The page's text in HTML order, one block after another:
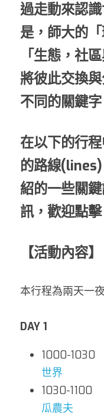
過走動來認
是，師大的
「生態，社
將彼此交換
不同的關鍵字
在以下的行
的路線
紹的一些關
訊，歡迎點
【活動內容】
本行程為兩天一
DAY 1
1000-1030
世界
1030-1100
瓜農夫